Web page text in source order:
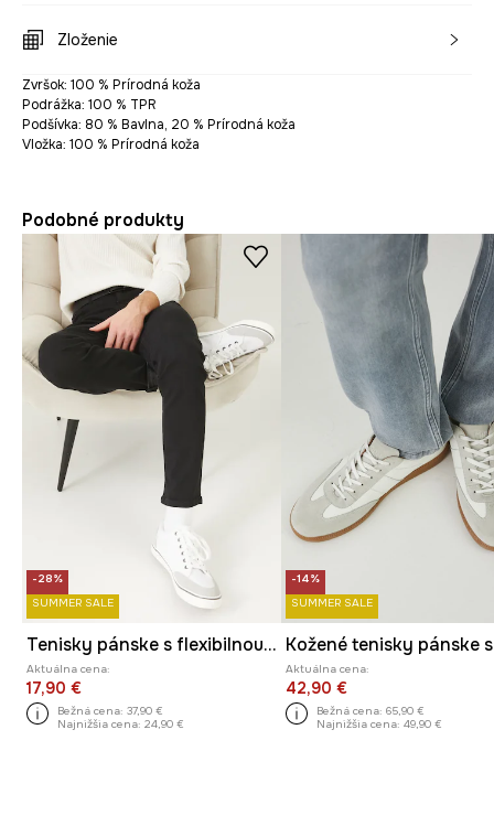
Zloženie
Zvršok: 100 % Prírodná koža
Podrážka: 100 % TPR
Podšívka: 80 % Bavlna, 20 % Prírodná koža
Vložka: 100 % Prírodná koža
Podobné produkty
-28%
SUMMER SALE
Tenisky pánske s flexibilnou podrážkou biela farba
Aktuálna cena:
17,90 €
Bežná cena: 37,90 €
Najnižšia cena: 24,90 €
-14%
SUMMER SALE
Aktuálna cena:
42,90 €
Bežná cena: 65,90 €
Najnižšia cena: 49,90 €